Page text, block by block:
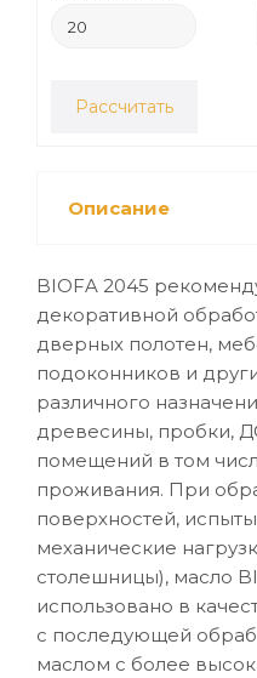
Рассчитать
Описание
BIOFA 2045
декоративной
дверных полотен,
подоконников и
различного
древесины, пробки,
помещений в том
проживания. При
поверхностей,
механические
столешницы), масло
использовано в
с последующей
маслом с более